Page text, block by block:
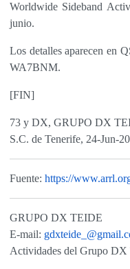
Worldwide Sideband
junio.
Los detalles aparecen en
WA7BNM.
[FIN]
73 y DX, GRUPO DX
S.C. de Tenerife, 24-Jun-
Fuente: https://
GRUPO DX TEIDE
E-mail:
Actividades del Grupo DX